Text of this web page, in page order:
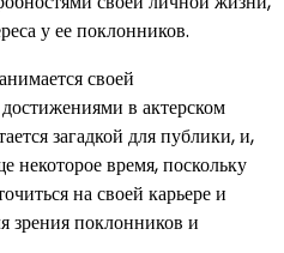
у ее поклонников.
своей
в актерском
загадкой для публики, и,
некоторое время, поскольку
на своей карьере и
зрения поклонников и